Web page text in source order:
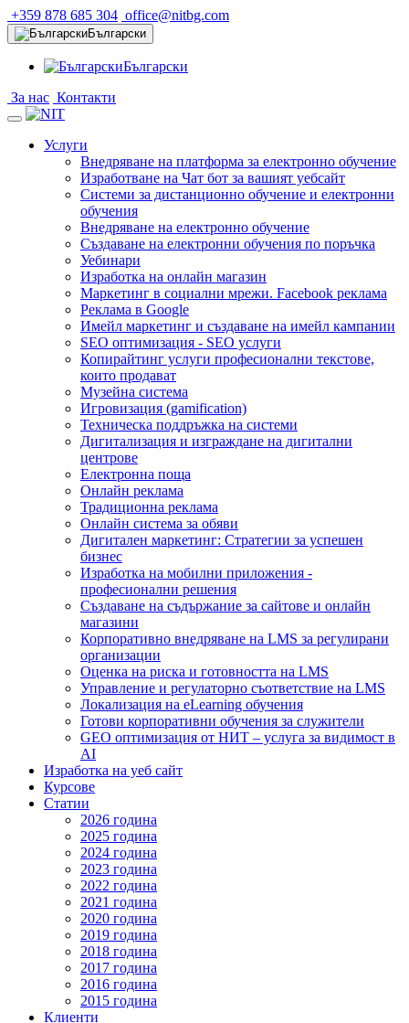
+359 878 685 304 office@nitbg.com
Български
Български
За нас Контакти
Услуги
Внедряване на платформа за електронно обучение
Изработване на Чат бот за вашият уебсайт
Системи за дистанционно обучение и електронни
обучения
Внедряване на електронно обучение
Създаване на електронни обучения по поръчка
Уебинари
Изработка на онлайн магазин
Маркетинг в социални мрежи. Facebook реклама
Реклама в Google
Имейл маркетинг и създаване на имейл кампании
SEO оптимизация - SEO услуги
Копирайтинг услуги професионални текстове,
които продават
Музейна система
Игровизация (gamification)
Техническа поддръжка на системи
Дигитализация и изграждане на дигитални
центрове
Електронна поща
Онлайн реклама
Традиционна реклама
Онлайн система за обяви
Дигитален маркетинг: Стратегии за успешен
бизнес
Изработка на мобилни приложения -
професионални решения
Създаване на съдържание за сайтове и онлайн
магазини
Корпоративно внедряване на LMS за регулирани
организации
Оценка на риска и готовността на LMS
Управление и регулаторно съответствие на LMS
Локализация на eLearning обучения
Готови корпоративни обучения за служители
GEO оптимизация от НИТ – услуга за видимост в
AI
Изработка на уеб сайт
Курсове
Статии
2026 година
2025 година
2024 година
2023 година
2022 година
2021 година
2020 година
2019 година
2018 година
2017 година
2016 година
2015 година
Клиенти